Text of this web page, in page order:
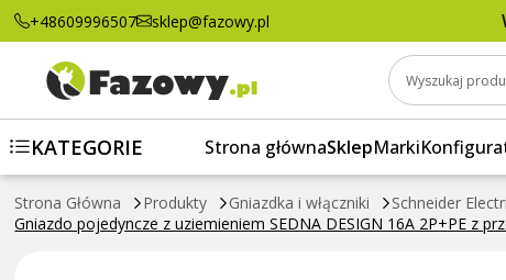
+48609996507 sklep@fazowy.pl
Wyszukaj
KATEGORIE Strona głównaSklepMarki
Strona Główna Produkty Gniazdka i włączniki Schneider
Gniazdo pojedyncze z uziemieniem SEDNA DESIGN 16A 2P+PE z
SCHNEIDER ELECTRIC